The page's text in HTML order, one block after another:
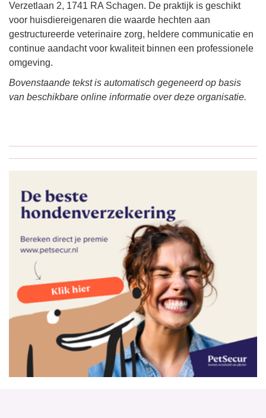
Verzetlaan 2, 1741 RA Schagen. De praktijk is geschikt
voor huisdiereigenaren die waarde hechten aan
gestructureerde veterinaire zorg, heldere communicatie en
continue aandacht voor kwaliteit binnen een professionele
omgeving.
Bovenstaande tekst is automatisch gegeneerd op basis
van beschikbare online informatie over deze organisatie.